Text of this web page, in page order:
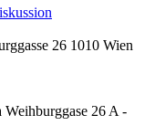
26 1010 Wien
26 A -